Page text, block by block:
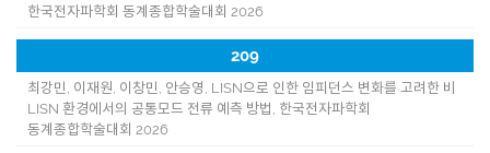
한국전자파학회 동계종합학술대회 2026
209
최강민, 이재원, 이창민, 안승영, LISN으로 인한 임피던스 변화를 고려한 비
LISN 환경에서의 공통모드 전류 예측 방법, 한국전자파학회
동계종합학술대회 2026